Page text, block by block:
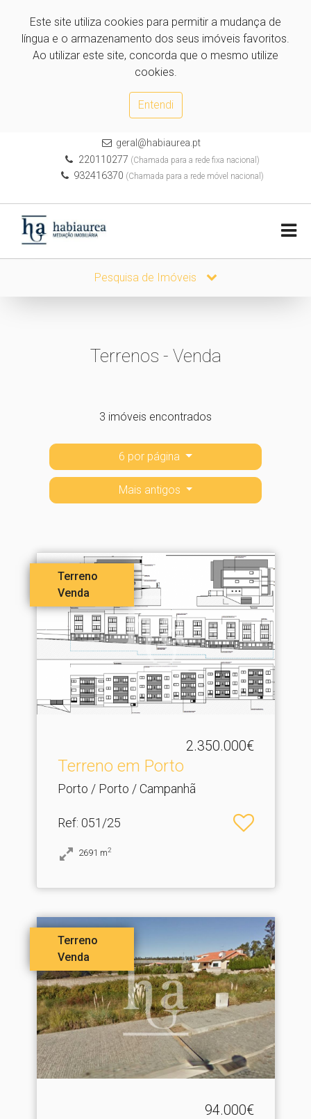
Este site utiliza cookies para permitir a mudança de
língua e o armazenamento dos seus imóveis favoritos.
Ao utilizar este site, concorda que o mesmo utilize
cookies.
Entendi
geral@habiaurea.pt
220110277 (Chamada para a rede fixa nacional)
932416370 (Chamada para a rede móvel nacional)
Pesquisa de Imóveis
Terrenos - Venda
3 imóveis encontrados
6 por página
Mais antigos
Terreno
Venda
2.350.000€
Terreno em Porto
Porto / Porto / Campanhã
Ref: 051/25
2691 m2
Terreno
Venda
94.000€